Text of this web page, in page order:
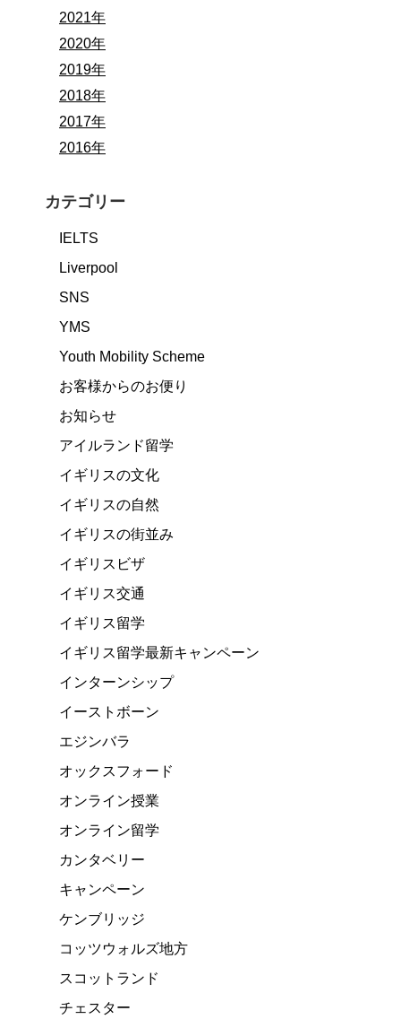
2021年
2020年
2019年
2018年
2017年
2016年
カテゴリー
IELTS
Liverpool
SNS
YMS
Youth Mobility Scheme
お客様からのお便り
お知らせ
アイルランド留学
イギリスの文化
イギリスの自然
イギリスの街並み
イギリスビザ
イギリス交通
イギリス留学
イギリス留学最新キャンペーン
インターンシップ
イーストボーン
エジンバラ
オックスフォード
オンライン授業
オンライン留学
カンタベリー
キャンペーン
ケンブリッジ
コッツウォルズ地方
スコットランド
チェスター